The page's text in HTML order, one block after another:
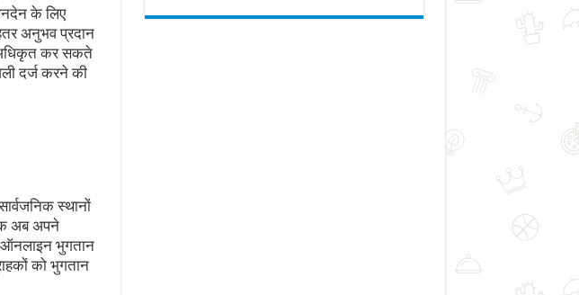
के लिए
अनुभव प्रदान
कर सकते
दर्ज करने की
स्थानों
अब अपने
ऑनलाइन भुगतान
को भुगतान